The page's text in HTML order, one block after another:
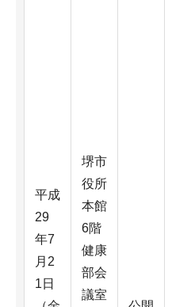
平成
29
年7
月2
1日
堺市
役所
本館
6階
健康
部会
議室